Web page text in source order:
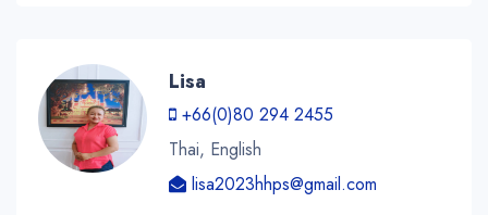
Lisa
+66(0)80 294 2455
Thai, English
lisa2023hhps@gmail.com